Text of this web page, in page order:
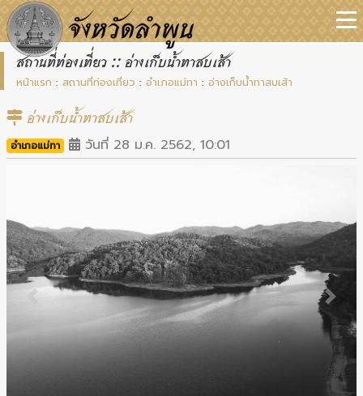
สถานที่ท่องเที่ยว :: อ่างเก็บน้ำทาสบเส้า
หน้าแรก : สถานที่ท่องเที่ยว : อำเภอแม่ทา : อ่างเก็บน้ำทาสบเส้า
อ่างเก็บน้ำทาสบเส้า
อำเภอแม่ทา วันที่ 28 ม.ค. 2562, 10:01
Next